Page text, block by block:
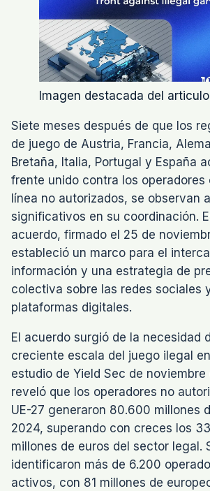
Imagen destacada del
Siete meses después de que los
de juego de Austria, Francia,
Bretaña, Italia, Portugal y España
frente unido contra los operadores
línea no autorizados, se observan
significativos en su coordinación.
acuerdo, firmado el 25 de
estableció un marco para el
información y una estrategia de
colectiva sobre las redes sociales
plataformas digitales.
El acuerdo surgió de la necesidad
creciente escala del juego ilegal
estudio de Yield Sec de noviembre
reveló que los operadores no
UE-27 generaron 80.600 millones
2024, superando con creces los
millones de euros del sector legal.
identificaron más de 6.200
activos, con 81 millones de